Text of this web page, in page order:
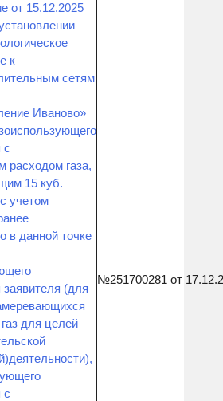
от 15.12.2025
к
сетям
Иваново»
с
расходом газа,
15 куб.
учетом
в данной точке
(для
для целей
с
№251700281 от